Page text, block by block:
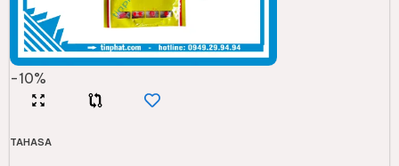
-10%
TAHASA